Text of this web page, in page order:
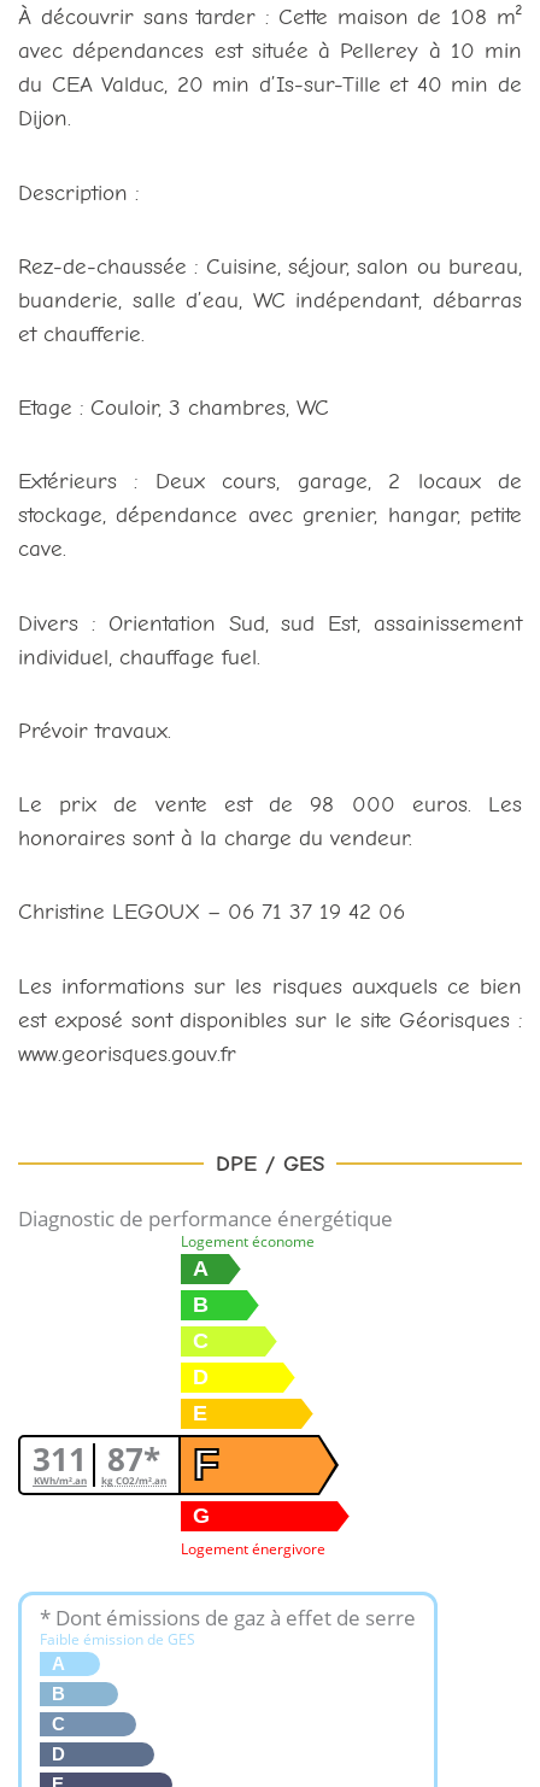
À découvrir sans tarder : Cette maison de 108 m²
avec dépendances est située à Pellerey à 10 min
du CEA Valduc, 20 min d’Is-sur-Tille et 40 min de
Dijon.
Description :
Rez-de-chaussée : Cuisine, séjour, salon ou bureau,
buanderie, salle d’eau, WC indépendant, débarras
et chaufferie.
Etage : Couloir, 3 chambres, WC
Extérieurs : Deux cours, garage, 2 locaux de
stockage, dépendance avec grenier, hangar, petite
cave.
Divers : Orientation Sud, sud Est, assainissement
individuel, chauffage fuel.
Prévoir travaux.
Le prix de vente est de 98 000 euros. Les
honoraires sont à la charge du vendeur.
Christine LEGOUX – 06 71 37 19 42 06
Les informations sur les risques auxquels ce bien
est exposé sont disponibles sur le site Géorisques :
www.georisques.gouv.fr
DPE / GES
Diagnostic de performance énergétique
311
KWh/m².an 87*
kg CO2/m².an
Logement économe
A
B
C
D
E
F
G
Logement énergivore
* Dont émissions de gaz à effet de serre
Faible émission de GES
A
B
C
D